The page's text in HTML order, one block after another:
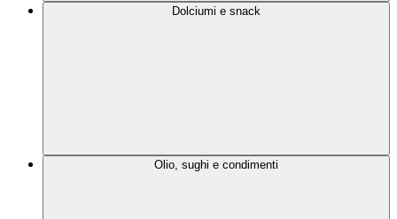
Dolciumi e snack
Olio, sughi e condimenti